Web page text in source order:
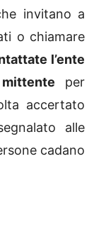
invitano a
o chiamare
l’ente
per
accertato
alle
cadano